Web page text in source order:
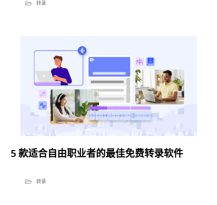
转录
5 款适合自由职业者的最佳免费转录软件
转录